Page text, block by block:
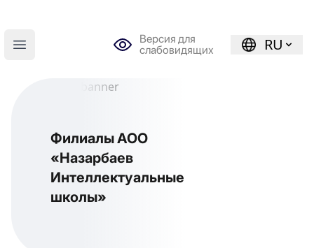
Open main menu
Версия для
слабовидящих
RU
Филиалы АОО
«Назарбаев
Интеллектуальные
школы»